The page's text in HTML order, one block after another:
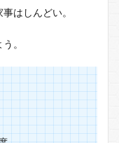
はしんどい。
。